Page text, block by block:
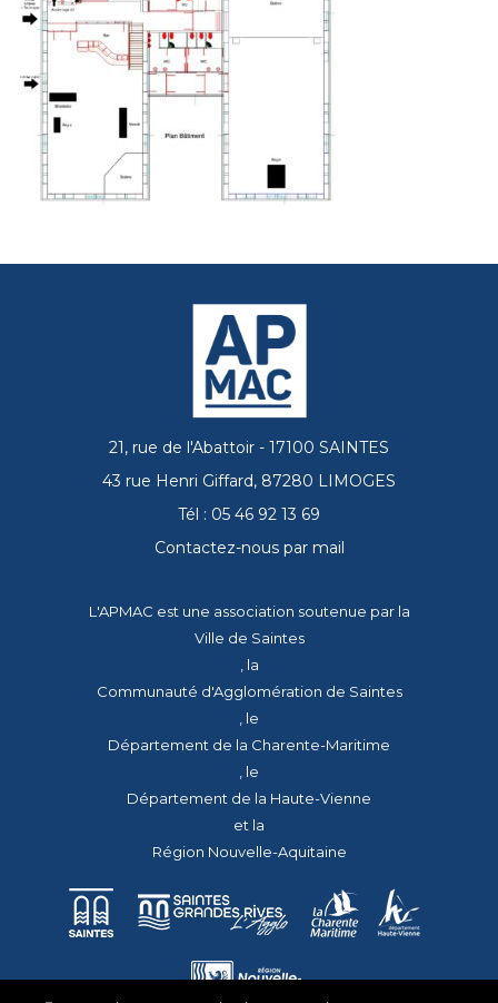
21, rue de l'Abattoir - 17100 SAINTES
43 rue Henri Giffard, 87280 LIMOGES
Tél : 05 46 92 13 69
Contactez-nous par mail
L'APMAC est une association soutenue par la
Ville de Saintes
, la
Communauté d'Agglomération de Saintes
, le
Département de la Charente-Maritime
, le
Département de la Haute-Vienne
et la
Région Nouvelle-Aquitaine